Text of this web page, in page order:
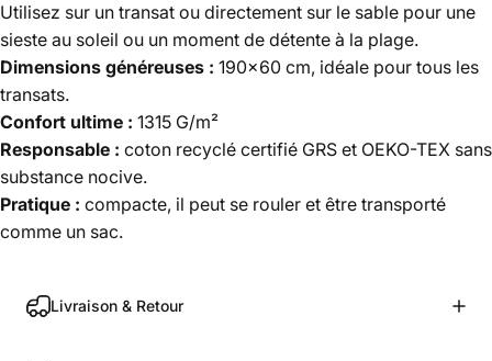
Utilisez sur un transat ou directement sur le sable pour une
sieste au soleil ou un moment de détente à la plage.
Dimensions généreuses : 190x60 cm, idéale pour tous les
transats.
Confort ultime : 1315 G/m²
Responsable : coton recyclé certifié GRS et OEKO-TEX sans
substance nocive.
Pratique : compacte, il peut se rouler et être transporté
comme un sac.
Livraison & Retour